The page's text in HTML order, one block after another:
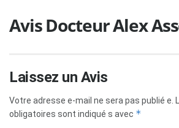
Avis Docteur Alex
Laissez un Avis
Votre adresse e-mail ne sera pas publié e.
obligatoires sont indiqué s avec *